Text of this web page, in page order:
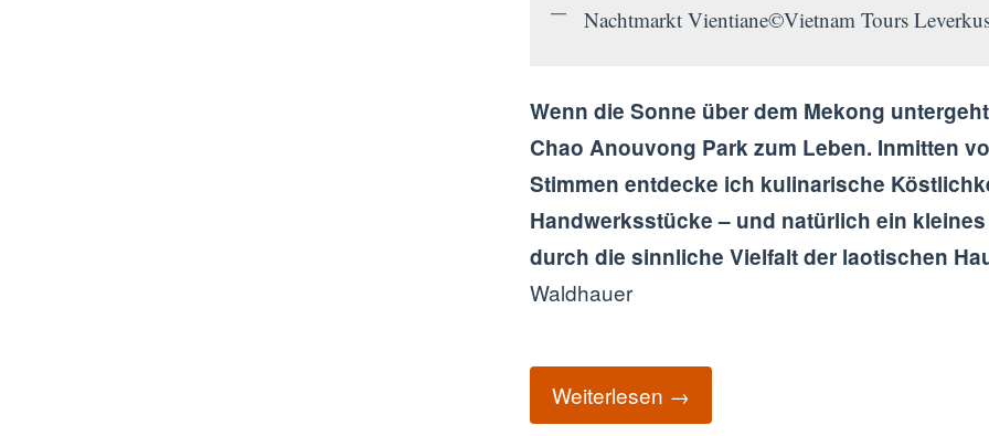
Nachtmarkt Vientiane©Vietnam Tours
Wenn die Sonne über dem Mekong
Chao Anouvong Park zum Leben. Inmitten
Stimmen entdecke ich kulinarische
Handwerksstücke – und natürlich ein
durch die sinnliche Vielfalt der laotischen
Waldhauer
Weiterlesen →